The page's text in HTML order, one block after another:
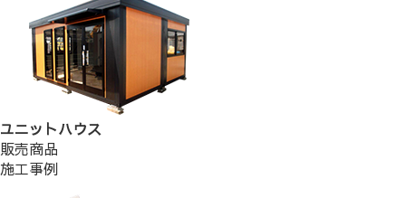
ユニットハウス
販売商品
施工事例